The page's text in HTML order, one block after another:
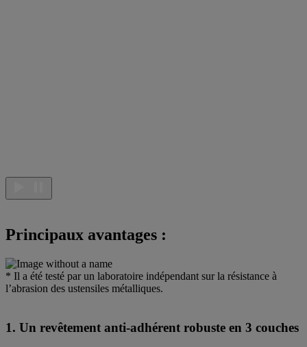
Principaux avantages :
* Il a été testé par un laboratoire indépendant sur la résistance à
l’abrasion des ustensiles métalliques.
1. Un revêtement anti-adhérent robuste en 3 couches